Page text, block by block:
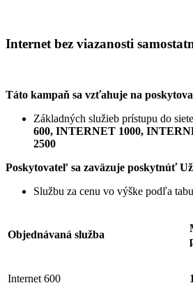
Internet bez viazanosti
Táto kampaň sa vzťahuje na
Základných služieb prístupu do
600, INTERNET 1000,
2500
Poskytovateľ sa zaväzuje poskytnúť
Službu za cenu vo výške podľa
Objednávaná služba
Internet 600